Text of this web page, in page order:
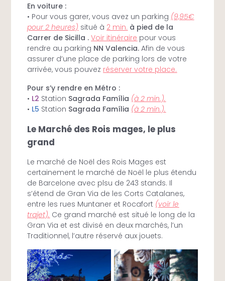
En voiture :
• Pour vous garer, vous avez un parking (9,95€
pour 2 heures) situé à 2 min. à pied de la
Carrer de Sicilla . Voir itinéraire pour vous
rendre au parking NN Valencia. Afin de vous
assurer d’une place de parking lors de votre
arrivée, vous pouvez réserver votre place.
Pour s’y rendre en Métro :
• L2 Station Sagrada Família (à 2 min.).
• L5 Station Sagrada Família (à 2 min.).
Le Marché des Rois mages, le plus
grand
Le marché de Noël des Rois Mages est
certainement le marché de Noël le plus étendu
de Barcelone avec plsu de 243 stands. Il
s’étend de Gran Via de les Corts Catalanes,
entre les rues Muntaner et Rocafort (voir le
trajet). Ce grand marché est situé le long de la
Gran Via et est divisé en deux marchés, l’un
Traditionnel, l’autre réservé aux jouets.